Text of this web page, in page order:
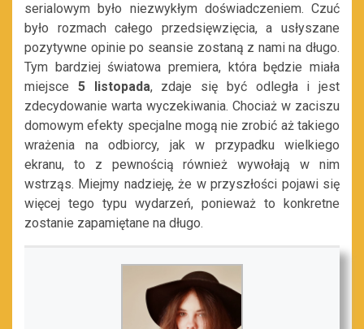
serialowym było niezwykłym doświadczeniem. Czuć
było rozmach całego przedsięwzięcia, a usłyszane
pozytywne opinie po seansie zostaną z nami na długo.
Tym bardziej światowa premiera, która będzie miała
miejsce 5 listopada, zdaje się być odległa i jest
zdecydowanie warta wyczekiwania. Chociaż w zaciszu
domowym efekty specjalne mogą nie zrobić aż takiego
wrażenia na odbiorcy, jak w przypadku wielkiego
ekranu, to z pewnością również wywołają w nim
wstrząs. Miejmy nadzieję, że w przyszłości pojawi się
więcej tego typu wydarzeń, ponieważ to konkretne
zostanie zapamiętane na długo.